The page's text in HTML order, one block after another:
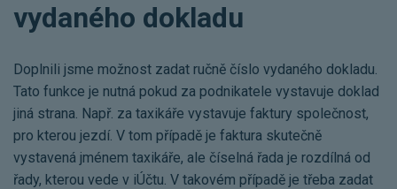
vydaného dokladu
Doplnili jsme možnost zadat ručně číslo vydaného dokladu.
Tato funkce je nutná pokud za podnikatele vystavuje doklad
jiná strana. Např. za taxikáře vystavuje faktury společnost,
pro kterou jezdí. V tom případě je faktura skutečně
vystavená jménem taxikáře, ale číselná řada je rozdílná od
řady, kterou vede v iÚčtu. V takovém případě je třeba zadat